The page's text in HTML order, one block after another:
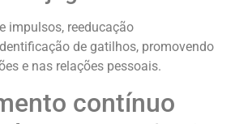
impulsos, reeducação
de gatilhos, promovendo
e nas relações pessoais.
contínuo